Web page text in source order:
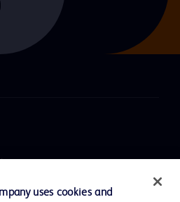
ー
uses cookies and